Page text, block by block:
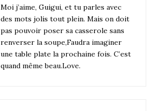
Moi j’aime, Guigui, et tu parles avec
des mots jolis tout plein. Mais on doit
pas pouvoir poser sa casserole sans
renverser la soupe,Faudra imaginer
une table plate la prochaine fois. C’est
quand même beau.Love.